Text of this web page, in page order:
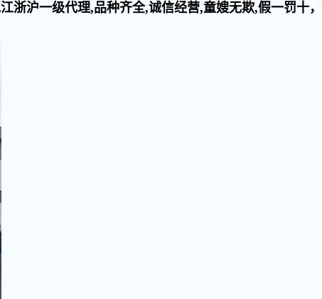
浙沪一级代理,品种齐全,诚信经营,童嫂无欺,假一罚十